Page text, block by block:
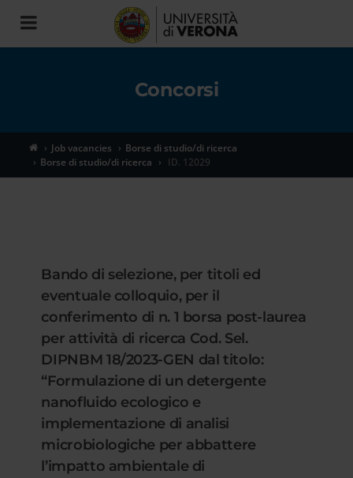
Toggle
navigation
Concorsi
Job vacancies
Borse di studio/di ricerca
Borse di studio/di ricerca
ID. 12029
Bando di selezione, per titoli ed
eventuale colloquio, per il
conferimento di n. 1 borsa post-laurea
per attività di ricerca Cod. Sel.
DIPNBM 18/2023-GEN dal titolo:
“Formulazione di un detergente
nanofluido ecologico e
implementazione di analisi
microbiologiche per abbattere
l’impatto ambientale di